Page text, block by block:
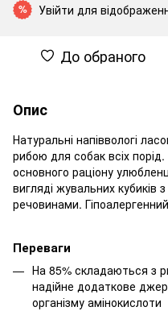
% Увійти для
До обраного
Опис
Натуральні напіввологі
рибою для собак всіх
основного раціону
вигляді жувальних кубиків
речовинами.
Переваги
На 85% складаються з
надійне додаткове
організму амінокислоти